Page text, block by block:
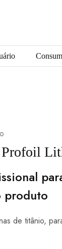
Profoil
produto
de titânio,